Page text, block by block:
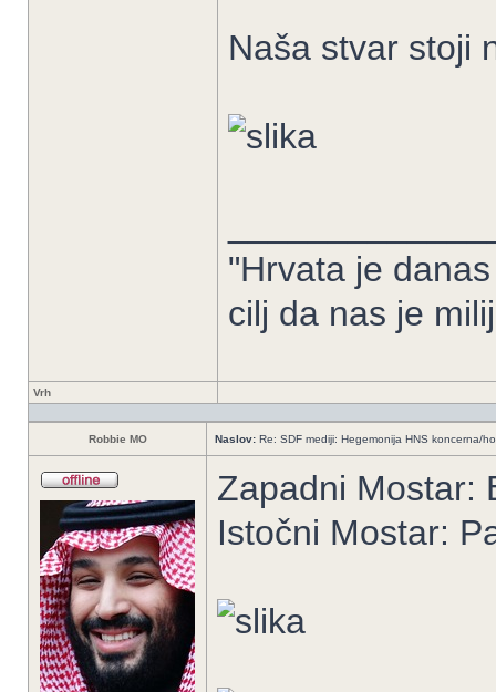
Naša stvar stoji
"Hrvata je
cilj da nas je
Vrh
Robbie MO Naslov: Re: SDF mediji: Hegemonija HNS koncerna/
Zapadni Mostar:
Istočni Mostar: